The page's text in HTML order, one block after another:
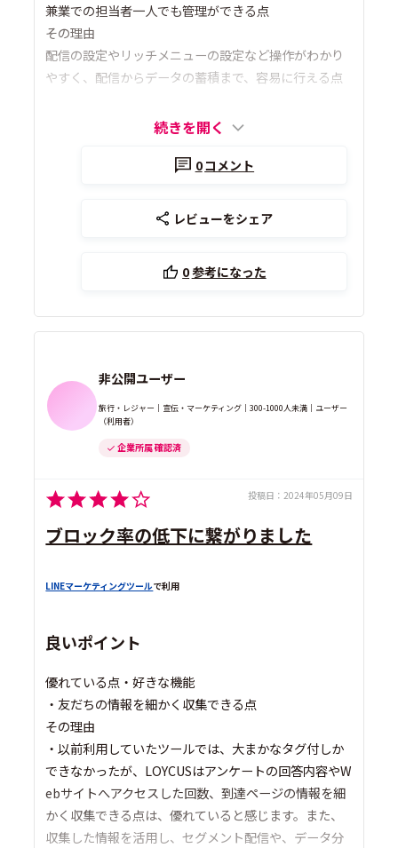
兼業での担当者一人でも管理ができる点
その理由
配信の設定やリッチメニューの設定など操作がわかり
やすく、配信からデータの蓄積まで、容易に行える点
続きを開く
0コメント
レビューをシェア
0参考になった
非公開ユーザー
旅行・レジャー｜宣伝・マーケティング｜300-1000人未満｜ユーザー
（利用者）
企業所属 確認済
投稿日： 2024年05月09日
ブロック率の低下に繋がりました
LINEマーケティングツールで利用
良いポイント
優れている点・好きな機能
・友だちの情報を細かく収集できる点
その理由
・以前利用していたツールでは、大まかなタグ付しか
できなかったが、LOYCUSはアンケートの回答内容やW
ebサイトへアクセスした回数、到達ページの情報を細
かく収集できる点は、優れていると感じます。また、
収集した情報を活用し、セグメント配信や、データ分